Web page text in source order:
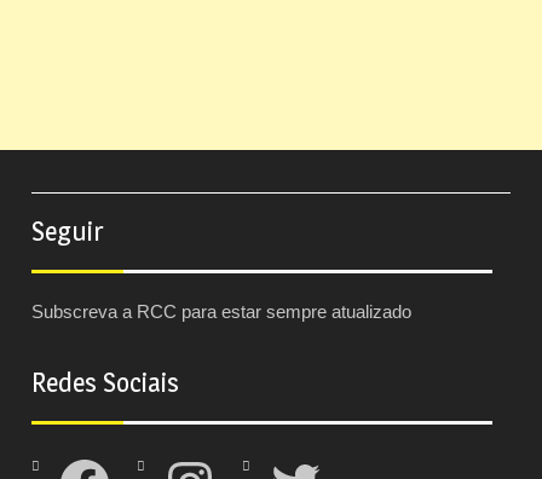
Seguir
Subscreva a RCC para estar sempre atualizado
Redes Sociais
Facebook Instagram Twitter